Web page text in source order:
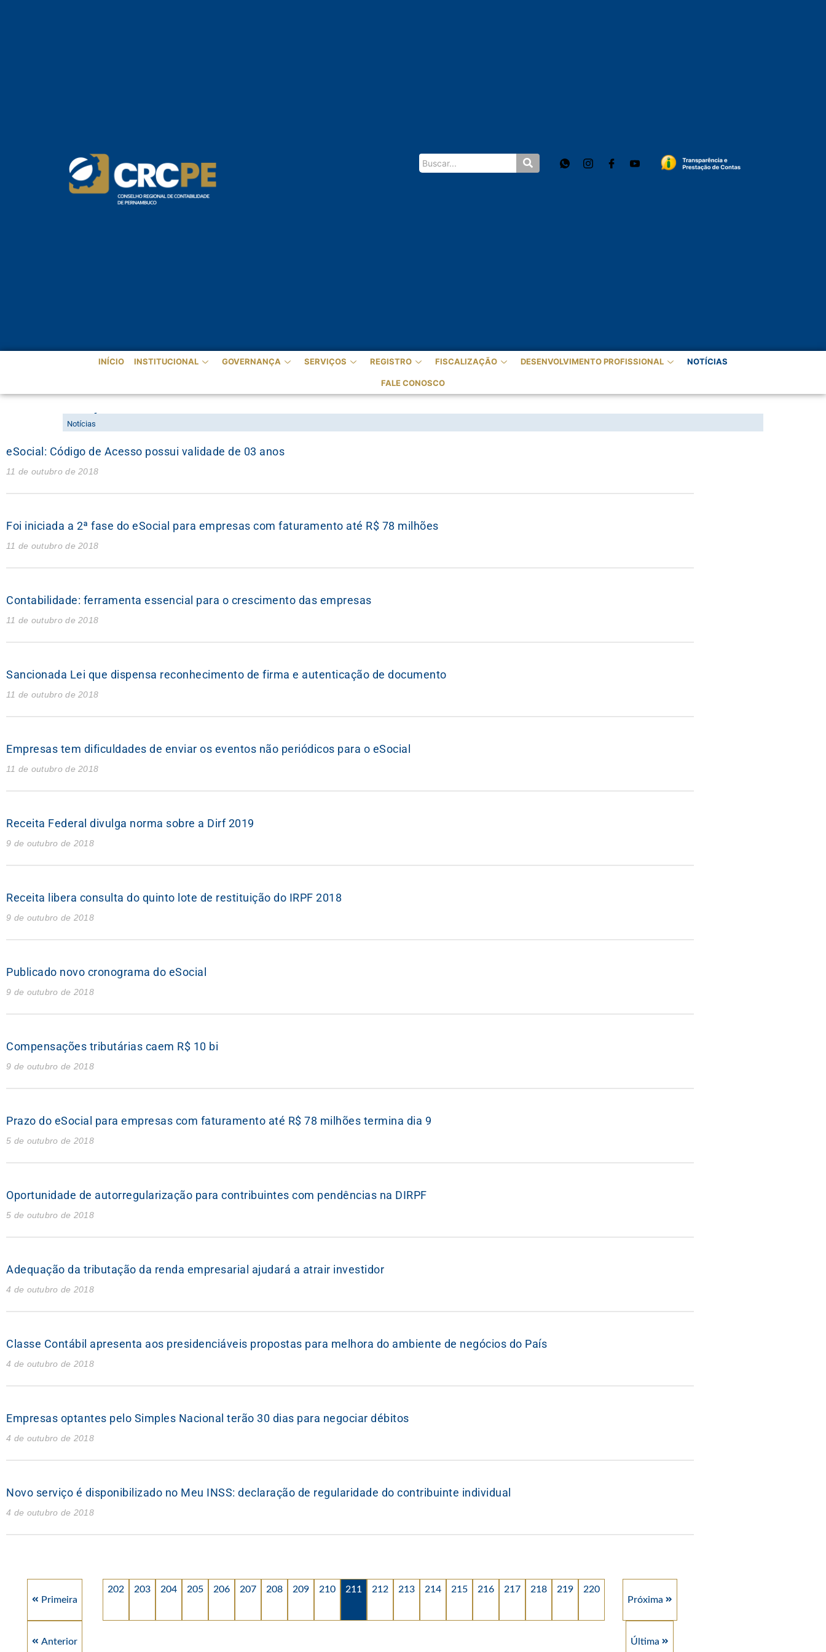
INÍCIO INSTITUCIONAL GOVERNANÇA SERVIÇOS REGISTRO FISCALIZAÇÃO DESENVOLVIMENTO PROFISSIONAL NOTÍCIAS
FALE CONOSCO
NOTÍCIAS
Notícias
eSocial: Código de Acesso possui validade de 03 anos
11 de outubro de 2018
Foi iniciada a 2ª fase do eSocial para empresas com faturamento até R$ 78 milhões
11 de outubro de 2018
Contabilidade: ferramenta essencial para o crescimento das empresas
11 de outubro de 2018
Sancionada Lei que dispensa reconhecimento de firma e autenticação de documento
11 de outubro de 2018
Empresas tem dificuldades de enviar os eventos não periódicos para o eSocial
11 de outubro de 2018
Receita Federal divulga norma sobre a Dirf 2019
9 de outubro de 2018
Receita libera consulta do quinto lote de restituição do IRPF 2018
9 de outubro de 2018
Publicado novo cronograma do eSocial
9 de outubro de 2018
Compensações tributárias caem R$ 10 bi
9 de outubro de 2018
Prazo do eSocial para empresas com faturamento até R$ 78 milhões termina dia 9
5 de outubro de 2018
Oportunidade de autorregularização para contribuintes com pendências na DIRPF
5 de outubro de 2018
Adequação da tributação da renda empresarial ajudará a atrair investidor
4 de outubro de 2018
Classe Contábil apresenta aos presidenciáveis propostas para melhora do ambiente de negócios do País
4 de outubro de 2018
Empresas optantes pelo Simples Nacional terão 30 dias para negociar débitos
4 de outubro de 2018
Novo serviço é disponibilizado no Meu INSS: declaração de regularidade do contribuinte individual
4 de outubro de 2018
Primeira
Anterior
202 203 204 205 206 207 208 209 210 211 212 213 214 215 216 217 218 219
220
Próxima
Última